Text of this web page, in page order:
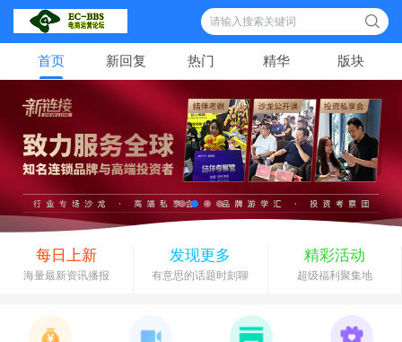
索
首页 新回复 热门 精华 版块
每日上新
海量最新资讯播报
发现更多
有意思的话题时刻聊
精彩活动
超级福利聚集地